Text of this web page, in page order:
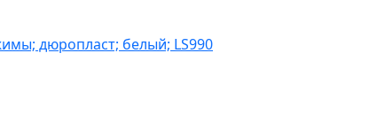
дюропласт; белый; LS990